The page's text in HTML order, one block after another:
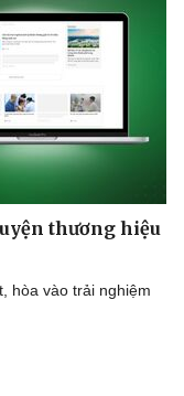
nghệ
đổi số
thương hiệu
hòa vào trải nghiệm